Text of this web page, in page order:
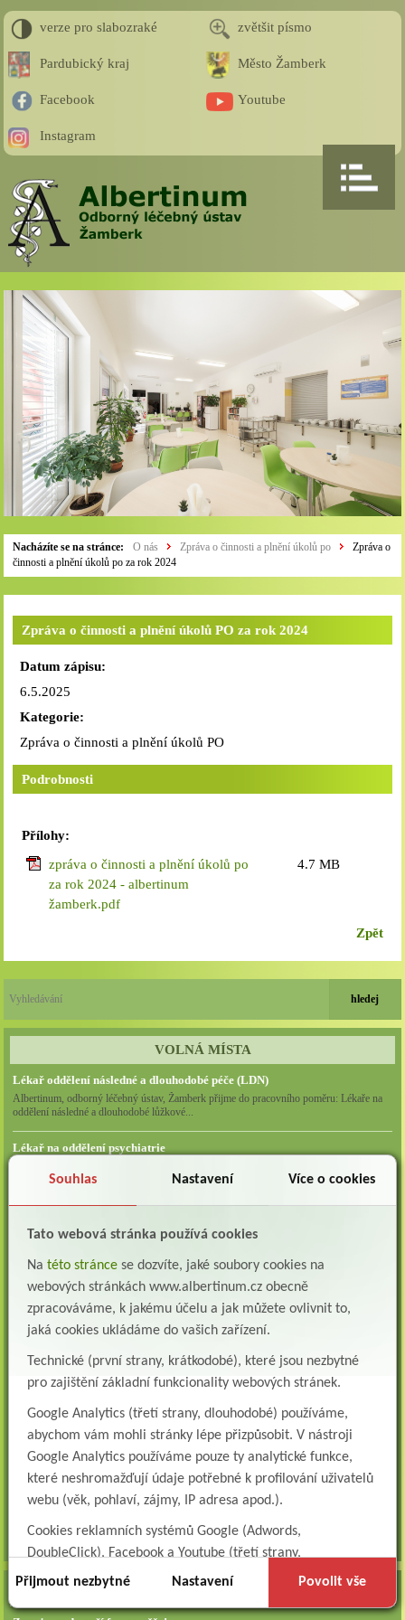
verze pro slabozraké zvětšit písmo
Pardubický kraj Město Žamberk
Facebook Youtube
Instagram
Nacházíte se na stránce: O nás Zpráva o činnosti a plnění úkolů po
Zpráva o
činnosti a plnění úkolů po za rok 2024
Zpráva o činnosti a plnění úkolů PO za rok 2024
Datum zápisu:
6.5.2025
Kategorie:
Zpráva o činnosti a plnění úkolů PO
Podrobnosti
Přílohy:
zpráva o činnosti a plnění úkolů po
za rok 2024 - albertinum
žamberk.pdf
4.7 MB
Zpět
VOLNÁ MÍSTA
Lékař oddělení následné a dlouhodobé péče (LDN)
Albertinum, odborný léčebný ústav, Žamberk přijme do pracovního poměru: Lékaře na
oddělení následné a dlouhodobé lůžkové...
Lékař na oddělení psychiatrie
oddělení psychiatrie ...
Albertinum, odborný léčebný ústav, Žamberk přijme do pracovního poměru: Lékaře na
Všeobecná/praktická sestra na LDN
Přidejte se k nám Do našeho týmu přijmeme všeobecnou nebo praktickou sestru na
lůžkové oddělení následné a dlouhodobé pé...
Všeobecná sestra na plicní oddělení
Albertinum, odborný léčebný ústav, přijme do pracovního poměru: VŠEOBECNÁ
SESTRA na oddělení pneumologie a ftizeologiePr...
Logoped/klinický logoped
Albertinum, OLÚ, Žamberk přijme
KLINICKÉHO LOGOPEDA Nab...
Ergoterapeut/ka
Albertinum, odborný léčebný ústav, přijme do pracovního
všechna volná místa »
Souhlas Nastavení Více o cookies
Tato webová stránka používá cookies
Na této stránce se dozvíte, jaké soubory cookies na
webových stránkách www.albertinum.cz obecně
zpracováváme, k jakému účelu a jak můžete ovlivnit to,
jaká cookies ukládáme do vašich zařízení.
Technické (první strany, krátkodobé), které jsou nezbytné
pro zajištění základní funkcionality webových stránek.
Google Analytics (třetí strany, dlouhodobé) používáme,
abychom vám mohli stránky lépe přizpůsobit. V nástroji
Google Analytics používáme pouze ty analytické funkce,
které neshromažďují údaje potřebné k profilování uživatelů
webu (věk, pohlaví, zájmy, IP adresa apod.).
Cookies reklamních systémů Google (Adwords,
DoubleClick), Facebook a Youtube (třetí strany,
dlouhodobé). Tyto
cookiesslouží k marketingovému
Přijmout nezbytné Nastavení Povolit vše